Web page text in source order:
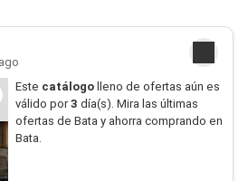
Este catálogolleno de ofertas aún es
válido por3 día(s). Mira las últimas
ofertas de Bata y ahorra comprando en
Bata.